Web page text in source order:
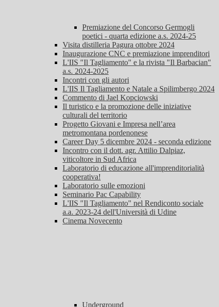
Premiazione del Concorso Germogli
poetici - quarta edizione a.s. 2024-25
Visita distilleria Pagura ottobre 2024
Inaugurazione CNC e premiazione imprenditori
L'IIS "Il Tagliamento" e la rivista "Il Barbacian"
a.s. 2024-2025
Incontri con gli autori
L'IIS Il Tagliamento e Natale a Spilimbergo 2024
Commento di Jael Kopciowski
Il turistico e la promozione delle iniziative
culturali del territorio
Progetto Giovani e Impresa nell’area
metromontana pordenonese
Career Day 5 dicembre 2024 - seconda edizione
Incontro con il dott. agr. Attilio Dalpiaz,
viticoltore in Sud Africa
Laboratorio di educazione all'imprenditorialità
cooperativa!
Laboratorio sulle emozioni
Seminario Pac Capability
L'IIS "Il Tagliamento" nel Rendiconto sociale
a.a. 2023-24 dell'Università di Udine
Cinema Novecento
Underground